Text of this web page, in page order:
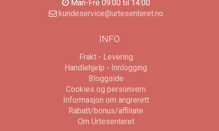
Man-Fre 09:00 til 14:00
kundeservice@urtesenteret.no
INFO
Frakt - Levering
Handlehjelp - Innlogging
Bloggside
Cookies og personvern
Informasjon om angrerett
Rabatt/bonus/affiliate
Om Urtesenteret